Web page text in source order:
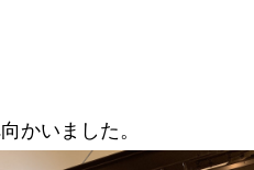
かいました。